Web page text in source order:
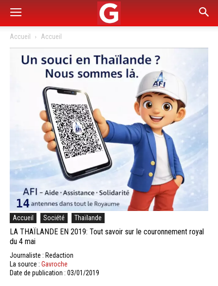
Accueil Accueil
Accueil Société Thaïlande
LA THAÏLANDE EN 2019: Tout savoir sur le couronnement royal
du 4 mai
Journaliste : Redaction
La source : Gavroche
Date de publication : 03/01/2019